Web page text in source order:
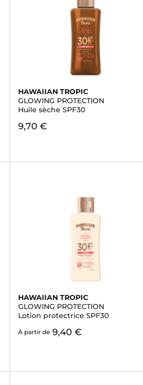
HAWAIIAN TROPIC
GLOWING PROTECTION
Huile sèche SPF30
9,70 €
HAWAIIAN TROPIC
GLOWING PROTECTION
Lotion protectrice SPF30
À partir de 9,40 €